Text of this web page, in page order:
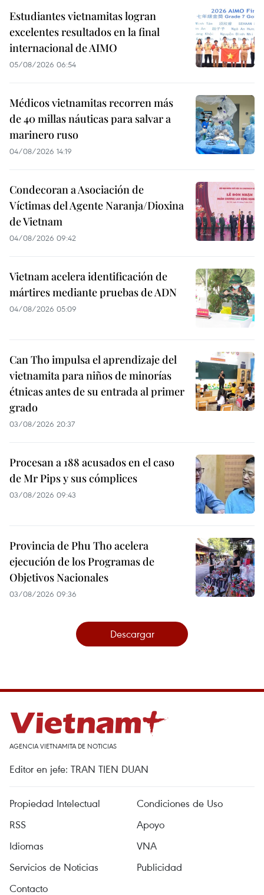
Estudiantes vietnamitas logran
excelentes resultados en la final
internacional de AIMO
05/08/2026 06:54
Médicos vietnamitas recorren más
de 40 millas náuticas para salvar a
marinero ruso
04/08/2026 14:19
Condecoran a Asociación de
Víctimas del Agente Naranja/Dioxina
de Vietnam
04/08/2026 09:42
Vietnam acelera identificación de
mártires mediante pruebas de ADN
04/08/2026 05:09
Can Tho impulsa el aprendizaje del
vietnamita para niños de minorías
étnicas antes de su entrada al primer
grado
03/08/2026 20:37
Procesan a 188 acusados en el caso
de Mr Pips y sus cómplices
03/08/2026 09:43
Provincia de Phu Tho acelera
ejecución de los Programas de
Objetivos Nacionales
03/08/2026 09:36
Descargar
AGENCIA VIETNAMITA DE NOTICIAS
Editor en jefe: TRAN TIEN DUAN
Propiedad Intelectual
Condiciones de Uso
RSS
Apoyo
Idiomas
VNA
Servicios de Noticias
Publicidad
Contacto